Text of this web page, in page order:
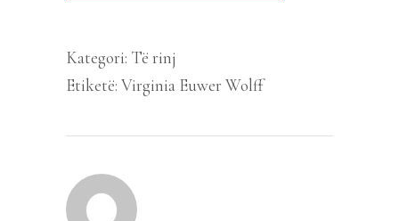
Kategori: Të rinj
Etiketë: Virginia Euwer Wolff